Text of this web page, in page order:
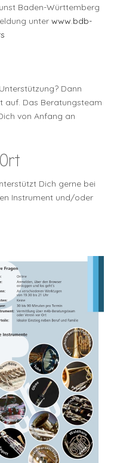
Baden-Württemberg
unter www.bdb-
Dann
auf. Das Beratungsteam
von Anfang an
Dich gerne bei
Instrument und/oder